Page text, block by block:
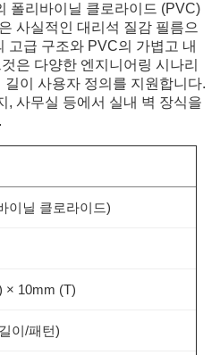
폴리바이닐 클로라이드 (PVC)
사실적인 대리석 질감 필름으
고급 구조와 PVC의 가볍고 내
은 다양한 엔지니어링 시나리
이 사용자 정의를 지원합니다.
, 사무실 등에서 실내 벽 장식을
이닐 클로라이드)
× 10mm (T)
이/패턴)